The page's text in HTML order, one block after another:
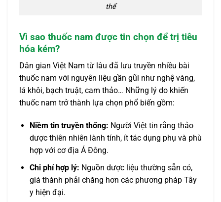
thể
Vì sao thuốc nam được tin chọn để trị tiêu
hóa kém?
Dân gian Việt Nam từ lâu đã lưu truyền nhiều bài
thuốc nam với nguyên liệu gần gũi như nghệ vàng,
lá khôi, bạch truật, cam thảo… Những lý do khiến
thuốc nam trở thành lựa chọn phổ biến gồm:
Niềm tin truyền thống: Người Việt tin rằng thảo
dược thiên nhiên lành tính, ít tác dụng phụ và phù
hợp với cơ địa Á Đông.
Chi phí hợp lý: Nguồn dược liệu thường sẵn có,
giá thành phải chăng hơn các phương pháp Tây
y hiện đại.